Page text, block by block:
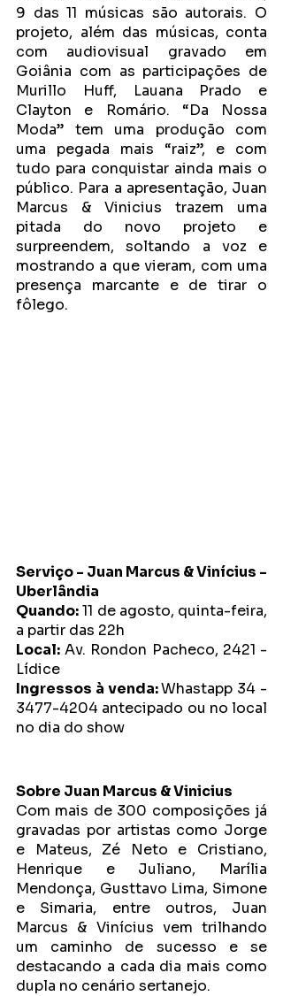
9 das 11 músicas são autorais. O
projeto, além das músicas, conta
com audiovisual gravado em
Goiânia com as participações de
Murillo Huff, Lauana Prado e
Clayton e Romário. “Da Nossa
Moda” tem uma produção com
uma pegada mais “raiz”, e com
tudo para conquistar ainda mais o
público. Para a apresentação, Juan
Marcus & Vinicius trazem uma
pitada do novo projeto e
surpreendem, soltando a voz e
mostrando a que vieram, com uma
presença marcante e de tirar o
fôlego.
Serviço - Juan Marcus & Vinícius -
Uberlândia
Quando: 11 de agosto, quinta-feira,
a partir das 22h
Local: Av. Rondon Pacheco, 2421 -
Lídice
Ingressos à venda: Whastapp 34 -
3477-4204 antecipado ou no local
no dia do show
Sobre Juan Marcus & Vinicius
Com mais de 300 composições já
gravadas por artistas como Jorge
e Mateus, Zé Neto e Cristiano,
Henrique e Juliano, Marília
Mendonça, Gusttavo Lima, Simone
e Simaria, entre outros, Juan
Marcus & Vinícius vem trilhando
um caminho de sucesso e se
destacando a cada dia mais como
dupla no cenário sertanejo.